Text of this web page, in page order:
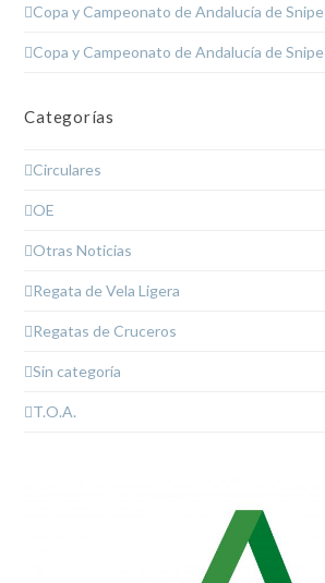
Copa y Campeonato de Andalucía de Snipe
Copa y Campeonato de Andalucía de Snipe
Categorías
Circulares
OE
Otras Noticias
Regata de Vela Ligera
Regatas de Cruceros
Sin categoría
T.O.A.